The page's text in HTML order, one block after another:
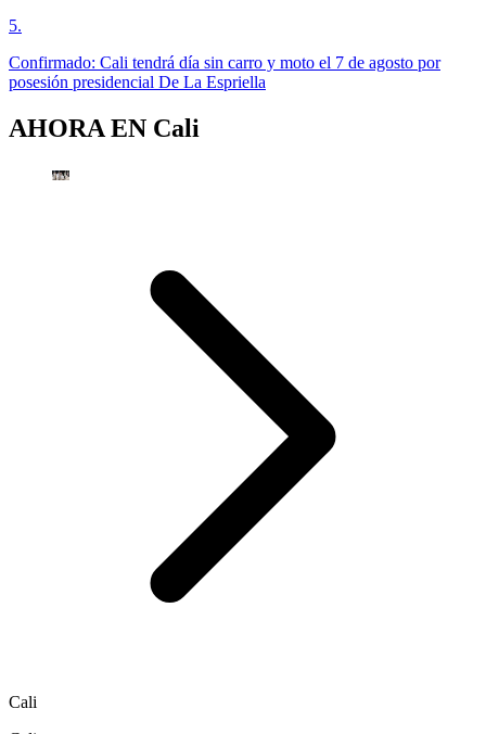
5.
Confirmado: Cali tendrá día sin carro y moto el 7 de agosto por
posesión presidencial De La Espriella
AHORA EN Cali
Cali